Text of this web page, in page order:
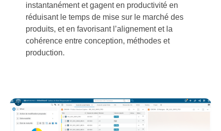
instantanément et gagent en productivité en
réduisant le temps de mise sur le marché des
produits, et en favorisant l’alignement et la
cohérence entre conception, méthodes et
production.